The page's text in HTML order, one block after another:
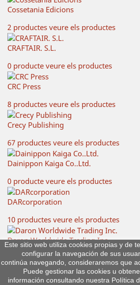
Cossetania Edicions
2 productes veure els productes
CRAFTAIR. S.L.
0 producte veure els productes
CRC Press
8 productes veure els productes
Crecy Publishing
67 productes veure els productes
Dainippon Kaiga Co..Ltd.
0 producte veure els productes
DARcorporation
10 productes veure els productes
Daron Worldwide Trading Inc.
14 productes veure els productes
DAU edicions
Este sitio web utiliza cookies propias y de
configurar la navegación de sus
continúa navegando, consideraremos que
Puede gestionar las cookies u
información consultando nuestra Política